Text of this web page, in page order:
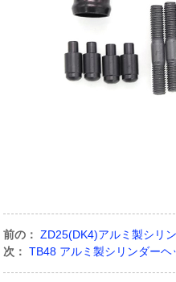
前の： ZD25(DK4)アルミ製シリ
次： TB48 アルミ製シリンダー